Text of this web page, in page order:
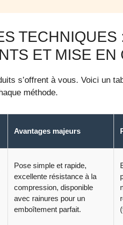
TECHNIQUES
ET MISE
s’offrent à vous. Voici un
méthode.
Avantages majeurs
Pose simple et rapide,
excellente résistance à la
compression, disponible
avec rainures pour un
emboîtement parfait.